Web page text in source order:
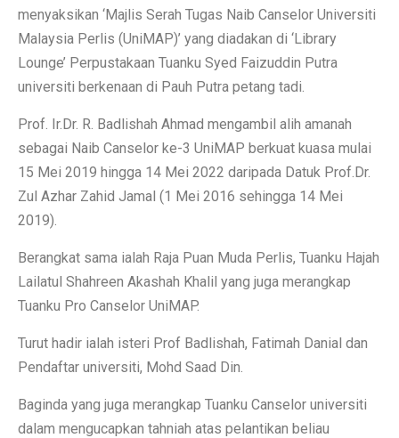
menyaksikan ‘Majlis Serah Tugas Naib Canselor Universiti
Malaysia Perlis (UniMAP)’ yang diadakan di ‘Library
Lounge’ Perpustakaan Tuanku Syed Faizuddin Putra
universiti berkenaan di Pauh Putra petang tadi.
Prof. Ir.Dr. R. Badlishah Ahmad mengambil alih amanah
sebagai Naib Canselor ke-3 UniMAP berkuat kuasa mulai
15 Mei 2019 hingga 14 Mei 2022 daripada Datuk Prof.Dr.
Zul Azhar Zahid Jamal (1 Mei 2016 sehingga 14 Mei
2019).
Berangkat sama ialah Raja Puan Muda Perlis, Tuanku Hajah
Lailatul Shahreen Akashah Khalil yang juga merangkap
Tuanku Pro Canselor UniMAP.
Turut hadir ialah isteri Prof Badlishah, Fatimah Danial dan
Pendaftar universiti, Mohd Saad Din.
Baginda yang juga merangkap Tuanku Canselor universiti
dalam mengucapkan tahniah atas pelantikan beliau